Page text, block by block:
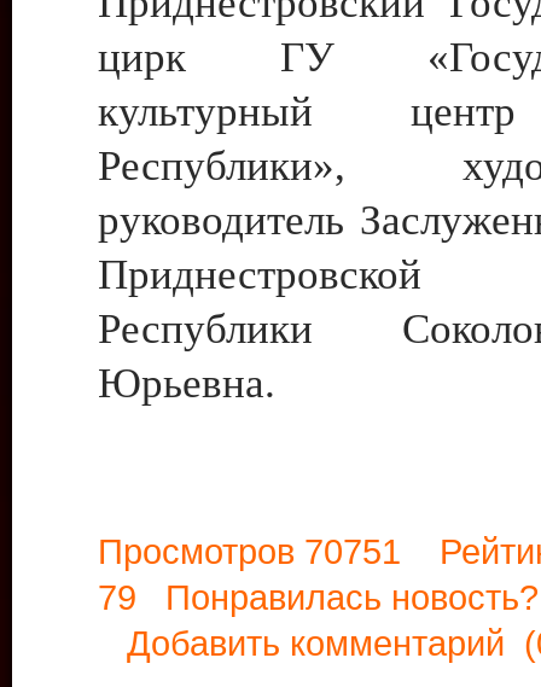
цирк ГУ
культурный
Республики»,
руководитель
Приднестровской
Республики
Юрьевна.
Просмотров 70751
79 Понравилась
Добавить комментарий